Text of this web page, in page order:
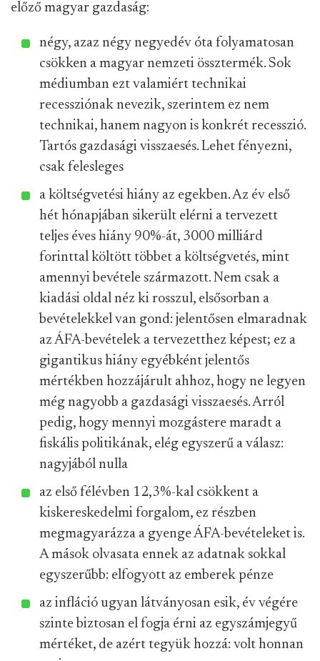
előző magyar gazdaság:
négy, azaz négy negyedév óta folyamatosan
csökken a magyar nemzeti össztermék. Sok
médiumban ezt valamiért technikai
recessziónak nevezik, szerintem ez nem
technikai, hanem nagyon is konkrét recesszió.
Tartós gazdasági visszaesés. Lehet fényezni,
csak felesleges
a költségvetési hiány az egekben. Az év első
hét hónapjában sikerült elérni a tervezett
teljes éves hiány 90%-át, 3000 milliárd
forinttal költött többet a költségvetés, mint
amennyi bevétele származott. Nem csak a
kiadási oldal néz ki rosszul, elsősorban a
bevételekkel van gond: jelentősen elmaradnak
az ÁFA-bevételek a tervezetthez képest; ez a
gigantikus hiány egyébként jelentős
mértékben hozzájárult ahhoz, hogy ne legyen
még nagyobb a gazdasági visszaesés. Arról
pedig, hogy mennyi mozgástere maradt a
fiskális politikának, elég egyszerű a válasz:
nagyjából nulla
az első félévben 12,3%-kal csökkent a
kiskereskedelmi forgalom, ez részben
megmagyarázza a gyenge ÁFA-bevételeket is.
A mások olvasata ennek az adatnak sokkal
egyszerűbb: elfogyott az emberek pénze
az infláció ugyan látványosan esik, év végére
szinte biztosan el fogja érni az egyszámjegyű
mértéket, de azért tegyük hozzá: volt honnan